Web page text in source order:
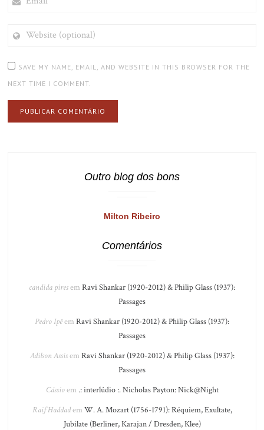
(OPTIONAL)
SAVE MY NAME, EMAIL, AND WEBSITE IN THIS BROWSER FOR THE
NEXT TIME I COMMENT.
Outro blog dos bons
Milton Ribeiro
Comentários
candida piresem Ravi Shankar (1920-2012) & Philip Glass (1937):
Passages
Pedro Ipêem Ravi Shankar (1920-2012) & Philip Glass (1937):
Passages
Adilson Assisem Ravi Shankar (1920-2012) & Philip Glass (1937):
Passages
Cássioem .: interlúdio :. Nicholas Payton: Nick@Night
Raif Haddadem W. A. Mozart (1756-1791): Réquiem, Exultate,
Jubilate (Berliner, Karajan / Dresden, Klee)